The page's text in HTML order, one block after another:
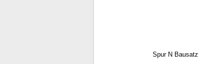
Spur N Bausatz